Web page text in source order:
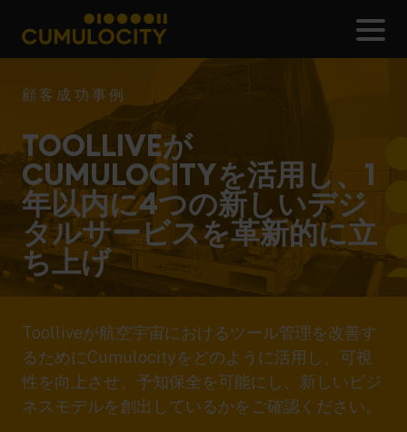
CUMULOCITY
顧客成功事例
TOOLLIVEが
CUMULOCITYを活用し、1
年以内に4つの新しいデジ
タルサービスを革新的に立
ち上げ
Toolliveが航空宇宙におけるツール管理を改善す
るためにCumulocityをどのように活用し、可視
性を向上させ、予知保全を可能にし、新しいビジ
ネスモデルを創出しているかをご確認ください。